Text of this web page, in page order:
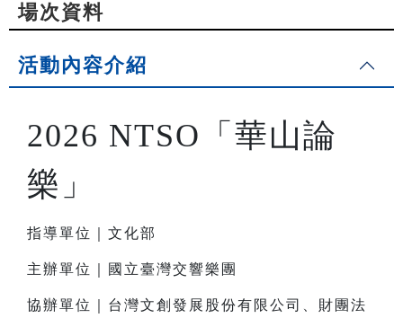
場次資料
活動內容介紹
2026 NTSO「華山論
樂」
指導單位｜文化部
主辦單位｜國立臺灣交響樂團
協辦單位｜台灣文創發展股份有限公司、財團法